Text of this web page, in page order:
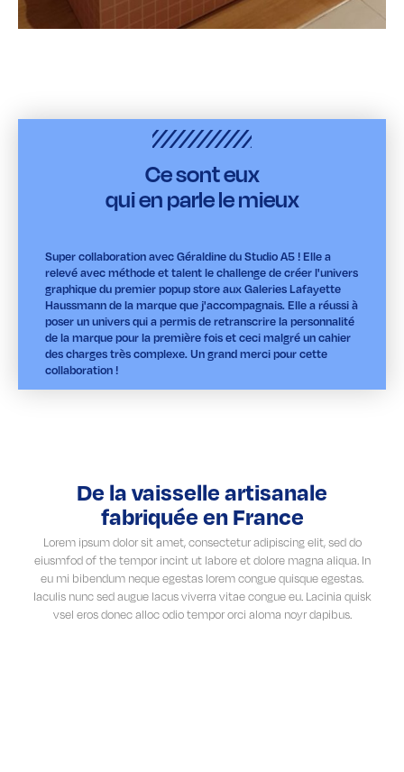
Ce sont eux
qui en parle le mieux
Super collaboration avec Géraldine du Studio A5 ! Elle a
relevé avec méthode et talent le challenge de créer l'univers
graphique du premier popup store aux Galeries Lafayette
Haussmann de la marque que j'accompagnais. Elle a réussi à
poser un univers qui a permis de retranscrire la personnalité
de la marque pour la première fois et ceci malgré un cahier
des charges très complexe. Un grand merci pour cette
collaboration !
De la vaisselle artisanale
fabriquée en France
Lorem ipsum dolor sit amet, consectetur adipiscing elit, sed do
eiusmfod of the tempor incint ut labore et dolore magna aliqua. In
eu mi bibendum neque egestas lorem congue quisque egestas.
Iaculis nunc sed augue lacus viverra vitae congue eu. Lacinia quisk
vsel eros donec alloc odio tempor orci aloma noyr dapibus.